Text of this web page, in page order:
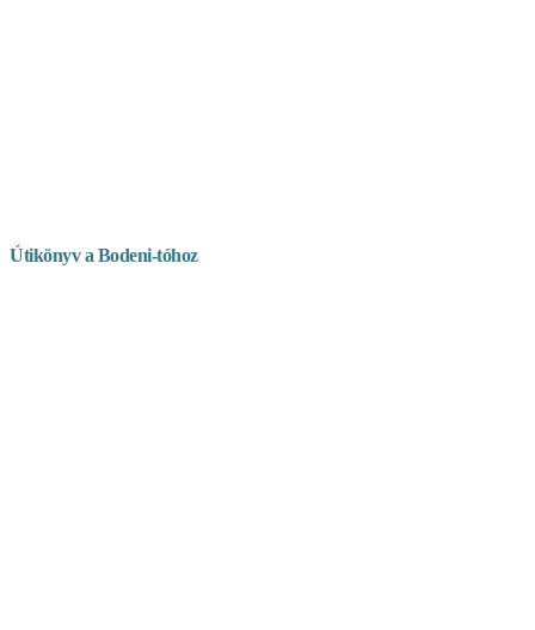
Útikönyv a Bodeni-tóhoz